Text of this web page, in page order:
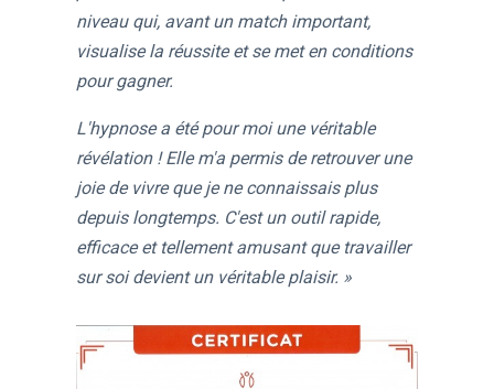
niveau qui, avant un match important,
visualise la réussite et se met en conditions
pour gagner.
L'hypnose a été pour moi une véritable
révélation ! Elle m'a permis de retrouver une
joie de vivre que je ne connaissais plus
depuis longtemps. C'est un outil rapide,
efficace et tellement amusant que travailler
sur soi devient un véritable plaisir. »